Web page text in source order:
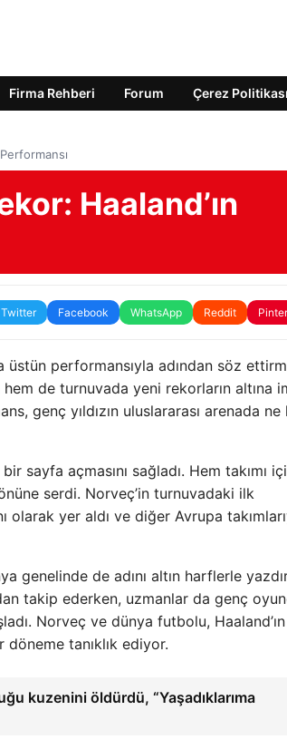
Firma Rehberi Forum Çerez Politikası
Haaland’ın
Twitter Facebook WhatsApp Reddit
üstün performansıyla adından söz
de turnuvada yeni rekorların altına
genç yıldızın uluslararası arenada ne
sayfa açmasını sağladı. Hem takımı
serdi. Norveç’in turnuvadaki ilk
yer aldı ve diğer Avrupa
genelinde de adını altın harflerle
takip ederken, uzmanlar da genç
Norveç ve dünya futbolu, Haaland’ın
tanıklık ediyor.
kuzenini öldürdü, “Yaşadıklarıma